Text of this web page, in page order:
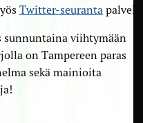
Twitter-seuranta palvelee.
sunnuntaina viihtymään
on Tampereen paras
sekä mainioita